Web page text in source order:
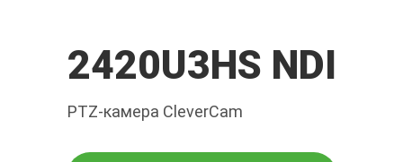
2420U3HS NDI
PTZ-камера CleverCam